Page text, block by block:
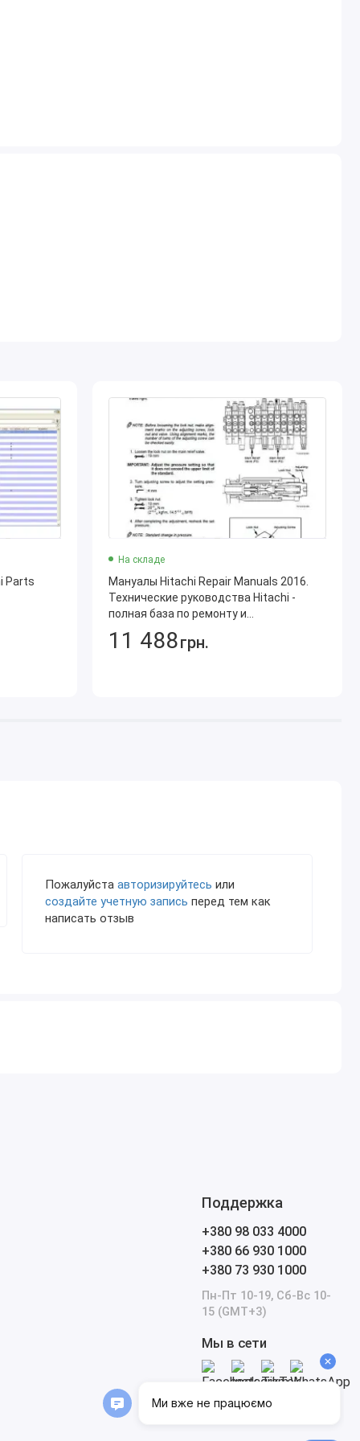
Parts
На складе
Мануалы Hitachi Repair Manuals 2016.
Технические руководства Hitachi -
полная база по ремонту и
обслуживанию техники
11 488грн.
Пожалуйста авторизируйтесь или
создайте учетную запись перед тем как
написать отзыв
Поддержка
+380 98 033 4000
+380 66 930 1000
+380 73 930 1000
Пн-Пт 10-19, Сб-Вс 10-
15 (GMT+3)
Мы в сети